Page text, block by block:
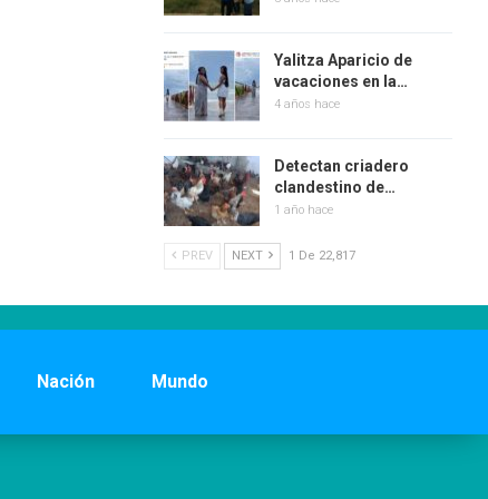
Yalitza Aparicio de
vacaciones en la…
4 años hace
Detectan criadero
clandestino de…
1 año hace
PREV NEXT 1 De 22,817
Nación Mundo